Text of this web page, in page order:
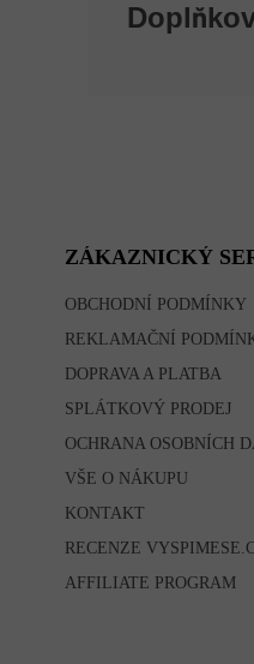
ZÁKAZNICKÝ
OBCHODNÍ PODMÍNKY
REKLAMAČNÍ
DOPRAVA A PLATBA
SPLÁTKOVÝ PRODEJ
OCHRANA OSOBNÍCH
VŠE O NÁKUPU
KONTAKT
RECENZE
AFFILIATE PROGRAM